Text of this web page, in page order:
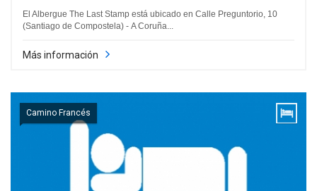
El Albergue The Last Stamp está ubicado en Calle Preguntorio, 10
(Santiago de Compostela) - A Coruña...
Más información
Camino Francés